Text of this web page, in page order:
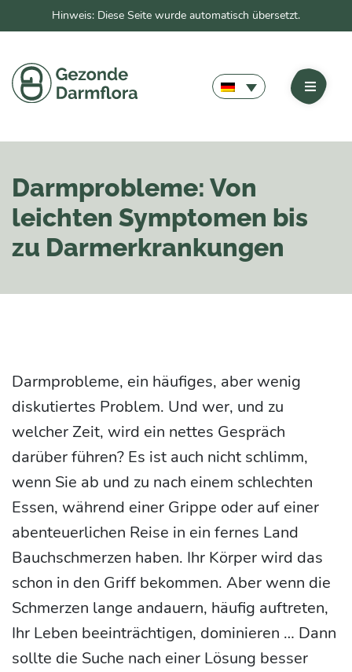
Hinweis: Diese Seite wurde automatisch übersetzt.
Darmprobleme: Von
leichten Symptomen bis
zu Darmerkrankungen
Darmprobleme, ein häufiges, aber wenig
diskutiertes Problem. Und wer, und zu
welcher Zeit, wird ein nettes Gespräch
darüber führen? Es ist auch nicht schlimm,
wenn Sie ab und zu nach einem schlechten
Essen, während einer Grippe oder auf einer
abenteuerlichen Reise in ein fernes Land
Bauchschmerzen haben. Ihr Körper wird das
schon in den Griff bekommen. Aber wenn die
Schmerzen lange andauern, häufig auftreten,
Ihr Leben beeinträchtigen, dominieren … Dann
sollte die Suche nach einer Lösung besser